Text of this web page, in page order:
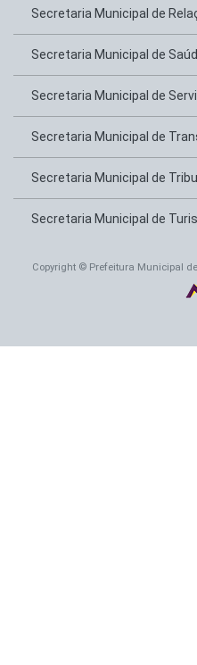
Secretaria Municipal de
Secretaria Municipal de
Secretaria Municipal de
Secretaria Municipal de
Secretaria Municipal de
Secretaria Municipal de
Copyright © Prefeitura Municipal